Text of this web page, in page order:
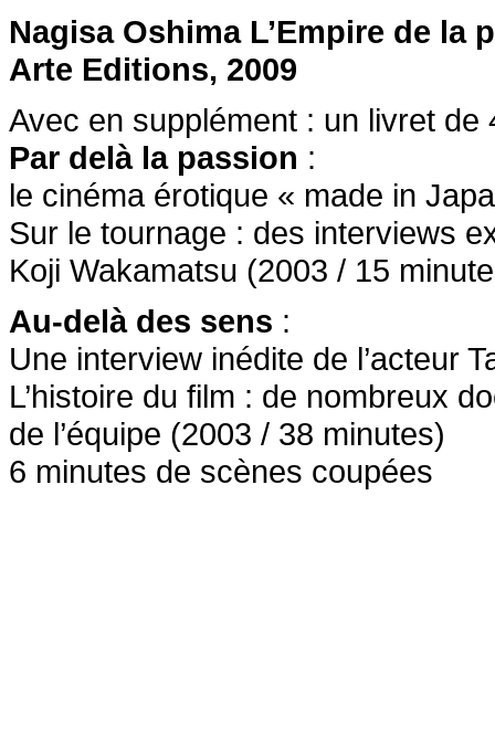
Nagisa Oshima L’Empire de la
Arte Editions, 2009
Avec en supplément : un livret de
Par delà la passion :
le cinéma érotique « made in
Sur le tournage : des interviews
Koji Wakamatsu (2003 / 15
Au-delà des sens :
Une interview inédite de l’acteur
L’histoire du film : de nombreux
de l’équipe (2003 / 38 minutes)
6 minutes de scènes coupées